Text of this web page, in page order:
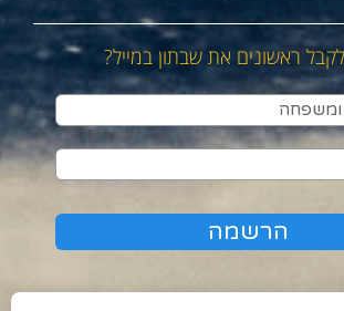
ראשונים את שבתון במייל?